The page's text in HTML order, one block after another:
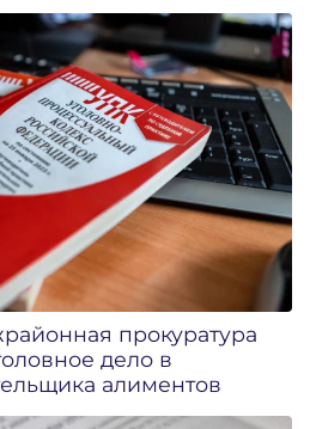
прокуратура
дело в
алиментов